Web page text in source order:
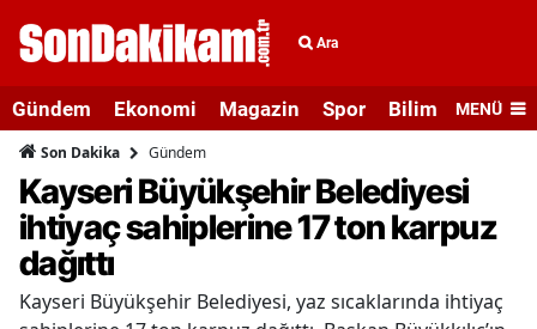
Ara
Gündem Ekonomi Magazin Spor Bilim veMENÜ
Son Dakika Gündem
Kayseri Büyükşehir Belediyesi
ihtiyaç sahiplerine 17 ton karpuz
dağıttı
Kayseri Büyükşehir Belediyesi, yaz sıcaklarında ihtiyaç